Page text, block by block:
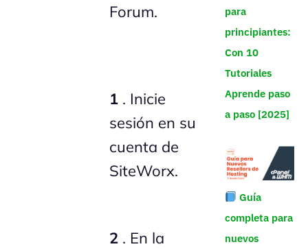
Forum.
1 . Inicie
sesión en su
cuenta de
SiteWorx.
2 . En la
para
principiantes:
Con 10
Tutoriales
Aprende paso
a paso [2025]
Guía
completa para
nuevos